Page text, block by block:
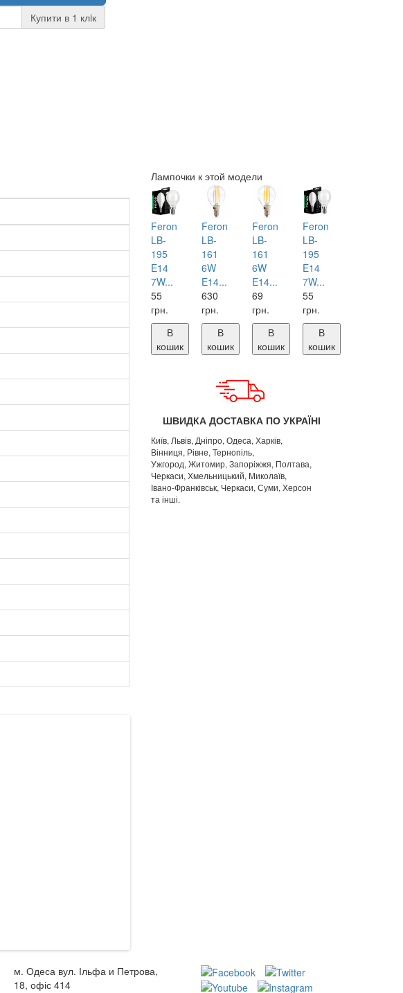
Купити в 1 клiк
Лампочки к этой модели
Feron
LB-
195
E14
7W...
55
грн.
В
кошик
Feron
LB-
161
6W
E14...
630
грн.
В
кошик
Feron
LB-
161
6W
E14...
69
грн.
В
кошик
Feron
LB-
195
E14
7W...
55
грн.
В
кошик
ШВИДКА ДОСТАВКА ПО УКРАЇНІ
Київ, Львів, Дніпро, Одеса, Харків,
Вінниця, Рівне, Тернопіль,
Ужгород, Житомир, Запоріжжя, Полтава,
Черкаси, Хмельницький, Миколаїв,
Івано-Франківськ, Черкаси, Суми, Херсон
та інші.
м. Одеса вул. Ільфа и Петрова,
18, офіс 414